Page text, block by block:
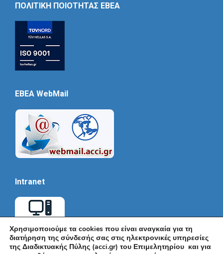
ΠΟΛΙΤΙΚΗ ΠΟΙΟΤΗΤΑΣ ΕΒΕΑ
EBEA WebMail
Intranet
Χρησιμοποιούμε τα cookies που είναι αναγκαία για τη
διατήρηση της σύνδεσής σας στις ηλεκτρονικές υπηρεσίες
της Διαδικτυακής Πύλης (acci.gr) του Επιμελητηρίου και για